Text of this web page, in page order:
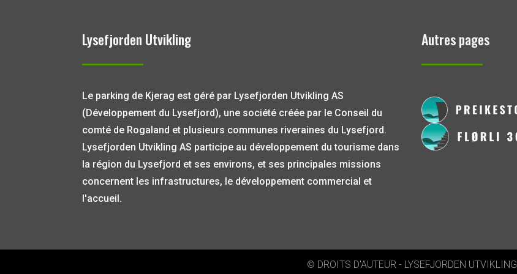
Lysefjorden Utvikling
Le parking de Kjerag est géré par Lysefjorden Utvikling AS
(Développement du Lysefjord), une société créée par le Conseil du
comté de Rogaland et plusieurs communes riveraines du Lysefjord.
Lysefjorden Utvikling AS participe au développement du tourisme dans
la région du Lysefjord et ses environs, et ses principales missions
concernent les infrastructures, le développement commercial et
l'accueil.
Autres pages
© DROITS D'AUTEUR - LYSEFJORDEN UTVIKLING